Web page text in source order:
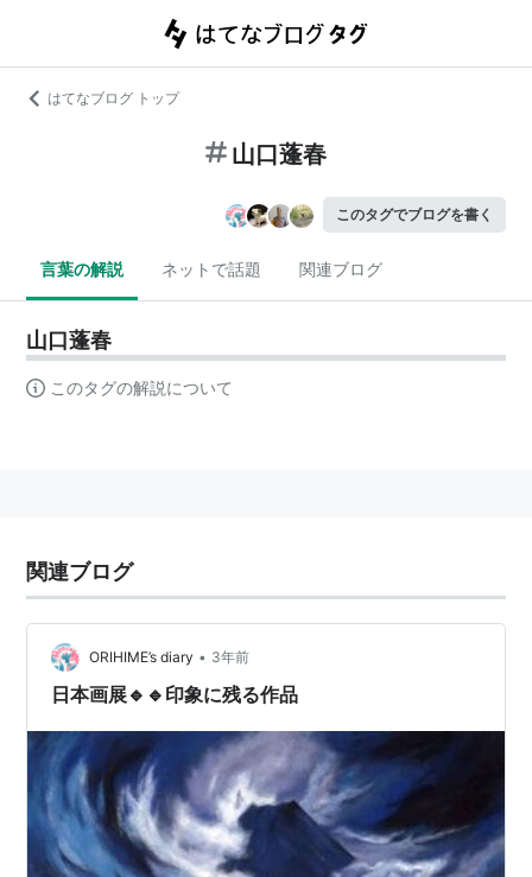
はてなブログ トップ
山口蓬春
このタグでブログを書く
言葉の解説 ネットで話題 関連ブログ
山口蓬春
このタグの解説について
関連ブログ
ORIHIME’s diary • 3年前
日本画展🔹🔹印象に残る作品